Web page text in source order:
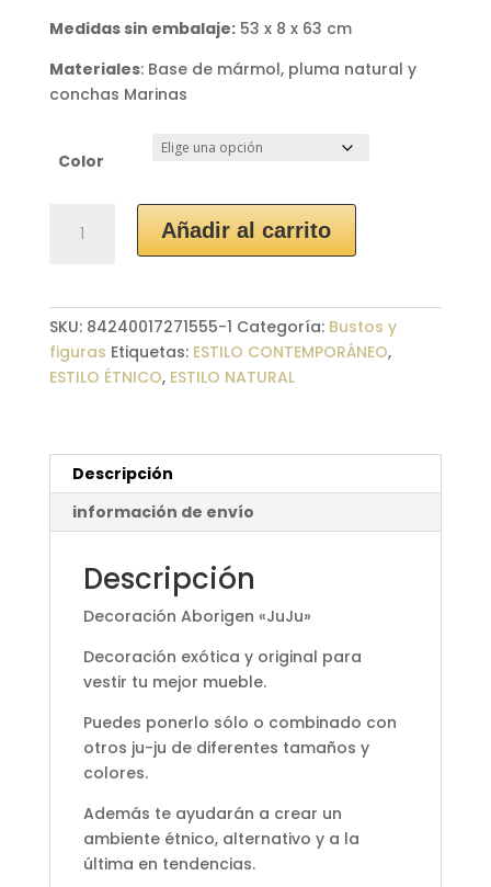
Medidas sin embalaje:53 x 8 x 63 cm
Materiales: Base de mármol, pluma natural y
conchas Marinas
Color
Decoración
Aborigen
Añadir al carrito
SKU: 84240017271555-1 Categoría: Bustos y
figuras Etiquetas: ESTILO CONTEMPORÁNEO,
ESTILO ÉTNICO, ESTILO NATURAL
Descripción
información de envío
Descripción
Decoración Aborigen «JuJu»
Decoración exótica y original para
vestir tu mejor mueble.
Puedes ponerlo sólo o combinado con
otros ju-ju de diferentes tamaños y
colores.
Además te ayudarán a crear un
ambiente étnico, alternativo y a la
última en tendencias.